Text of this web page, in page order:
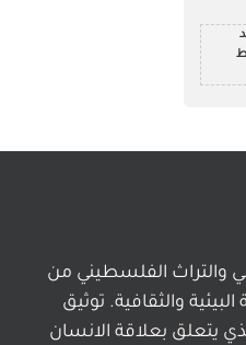
والتراث الفلسطيني من
والثقافية. توثيق
يتعلق بعلاقة الانسان